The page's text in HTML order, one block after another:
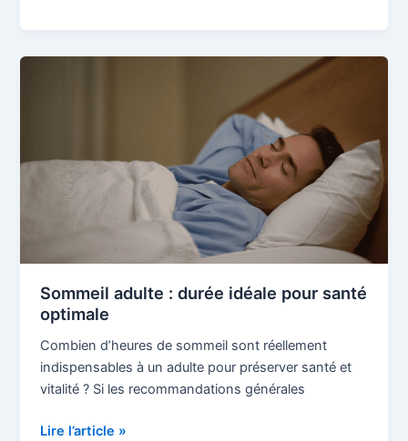
Sommeil adulte : durée idéale pour santé
optimale
Combien d’heures de sommeil sont réellement
indispensables à un adulte pour préserver santé et
vitalité ? Si les recommandations générales
Lire l’article »